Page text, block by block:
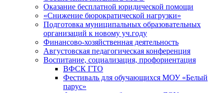
Оказание бесплатной юридической помощи
«Снижение бюрократической нагрузки»
Подготовка муниципальных образовательных
организаций к новому уч.году
Финансово-хозяйственная деятельность
Августовская педагогическая конференция
Воспитание, социализация, профориентация
ВФСК ГТО
Фестиваль для обучающихся МОУ «Белый
парус»